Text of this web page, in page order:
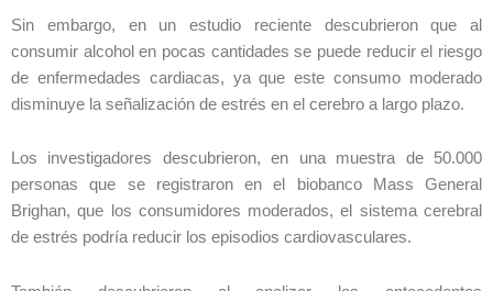
Sin embargo, en un estudio reciente descubrieron que al
consumir alcohol en pocas cantidades se puede reducir el riesgo
de enfermedades cardiacas, ya que este consumo moderado
disminuye la señalización de estrés en el cerebro a largo plazo.
Los investigadores descubrieron, en una muestra de 50.000
personas que se registraron en el biobanco Mass General
Brighan, que los consumidores moderados, el sistema cerebral
de estrés podría reducir los episodios cardiovasculares.